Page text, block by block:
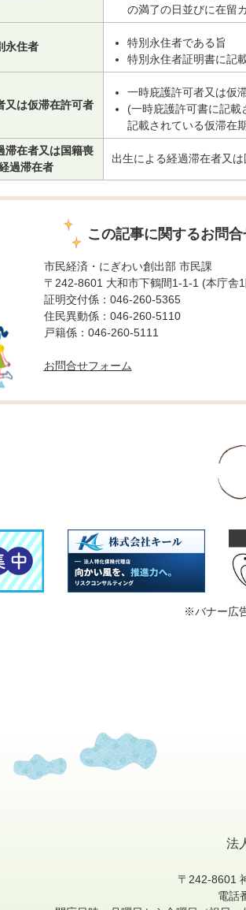
の満了の日並びに在留
永住者
特別永住者である旨
特別永住者証明書に記
又は仮滞在許可者
一時庇護許可者又は仮
(一時庇護許可書に記載
記載されている仮滞在
滞在者又は国籍喪
過滞在者
出生による経過滞在者又
この記事に関するお問
市民経済・にぎわい創出部 市民課
〒242-8601 大和市下鶴間1-1-1 (本庁舎
証明交付係：046-260-5365
住民異動係：046-260-5110
戸籍係：046-260-5111
お問合せフォーム
※バナー広
法
〒242-8601
電話